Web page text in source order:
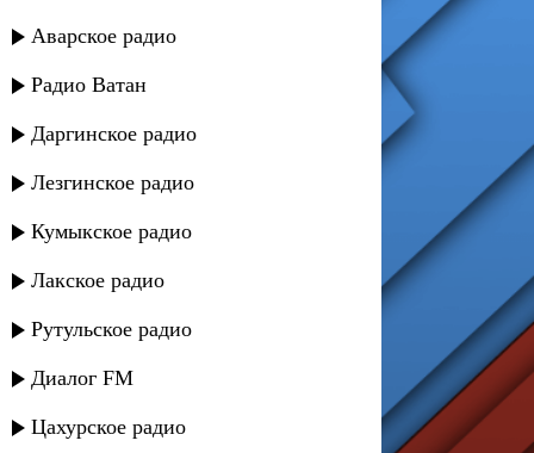
Аварское радио
Радио Ватан
Даргинское радио
Лезгинское радио
Кумыкское радио
Лакское радио
Рутульское радио
Диалог FM
Цахурское радио